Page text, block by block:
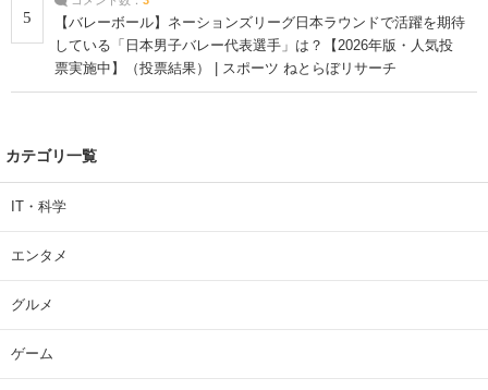
5
【バレーボール】ネーションズリーグ日本ラウンドで活躍を期待
している「日本男子バレー代表選手」は？【2026年版・人気投
票実施中】（投票結果） | スポーツ ねとらぼリサーチ
カテゴリ一覧
IT・科学
エンタメ
グルメ
ゲーム